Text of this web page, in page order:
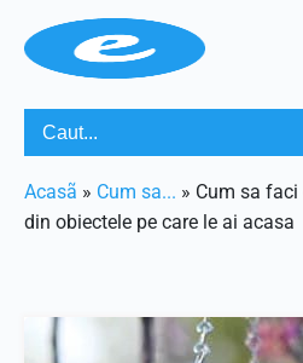
Acasã » Cum sa... » Cum sa
din obiectele pe care le ai acasa